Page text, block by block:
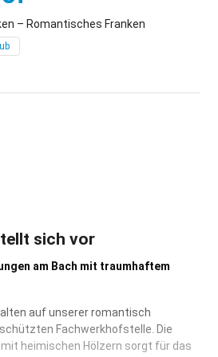
– Romantisches Franken
sich vor
am Bach mit traumhaftem
auf unserer romantisch
Fachwerkhofstelle. Die
heimischen Hölzern sorgt für das